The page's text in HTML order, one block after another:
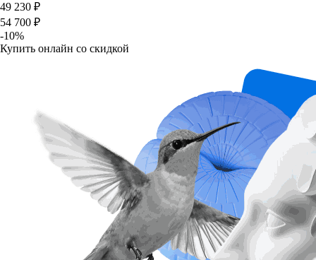
49 230 ₽
54 700 ₽
-10%
Купить онлайн со скидкой